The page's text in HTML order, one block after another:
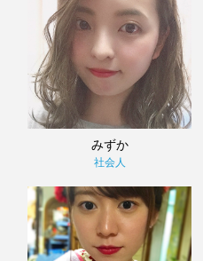
みずか
社会人